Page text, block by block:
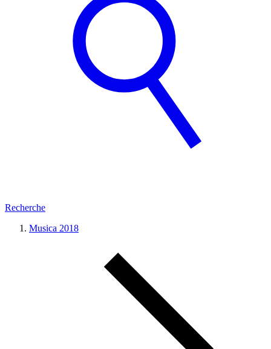
Recherche
Musica 2018